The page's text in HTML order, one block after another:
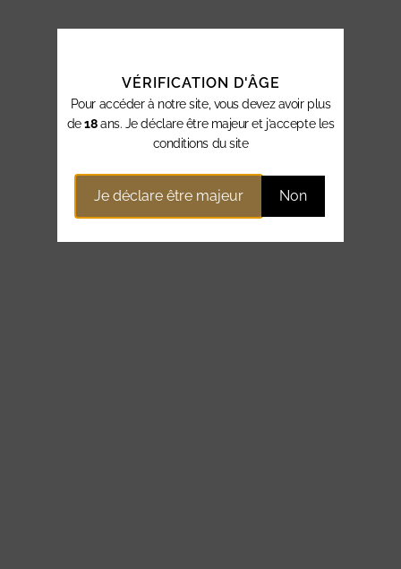
VÉRIFICATION D'ÂGE
Pour accéder à notre site, vous devez avoir plus
de18ans. Je déclare être majeur et j’accepte les
conditions du site
Je déclare être majeur Non